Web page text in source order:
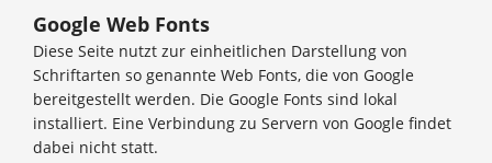
Google Web Fonts
Diese Seite nutzt zur einheitlichen Darstellung von
Schriftarten so genannte Web Fonts, die von Google
bereitgestellt werden. Die Google Fonts sind lokal
installiert. Eine Verbindung zu Servern von Google findet
dabei nicht statt.